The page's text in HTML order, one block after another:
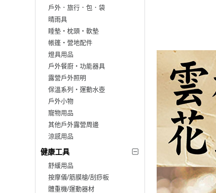
戶外．旅行．包．袋
晴雨具
睡墊‧枕頭‧軟墊
帳篷‧營地配件
燈具用品
戶外餐廚‧功能器具
露營戶外照明
保溫系列‧運動水壺
戶外小物
寵物用品
其他戶外露營周邊
涼感用品
健康工具
舒緩用品
按摩儀/筋膜槍/刮痧板
體重機/運動器材